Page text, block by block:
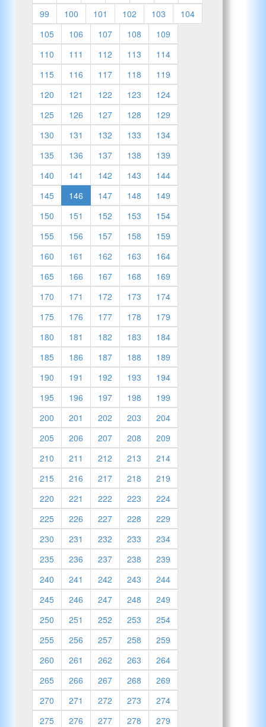
99
100 101 102 103
104
105
106 107 108
109
110
111 112 113
114
115
116 117 118
119
120
121 122 123
124
125
126 127 128
129
130
131 132 133
134
135
136 137 138
139
140
141 142 143
144
145
146 147 148
149
150
151 152 153
154
155
156 157 158
159
160
161 162 163
164
165
166 167 168
169
170
171 172 173
174
175
176 177 178
179
180
181 182 183
184
185
186 187 188
189
190
191 192 193
194
195
196 197 198
199
200
201 202 203
204
205
206 207 208
209
210
211 212 213
214
215
216 217 218
219
220
221 222 223
224
225
226 227 228
229
230
231 232 233
234
235
236 237 238
239
240
241 242 243
244
245
246 247 248
249
250
251 252 253
254
255
256 257 258
259
260
261 262 263
264
265
266 267 268
269
270
271 272 273
274
275
276 277 278
279